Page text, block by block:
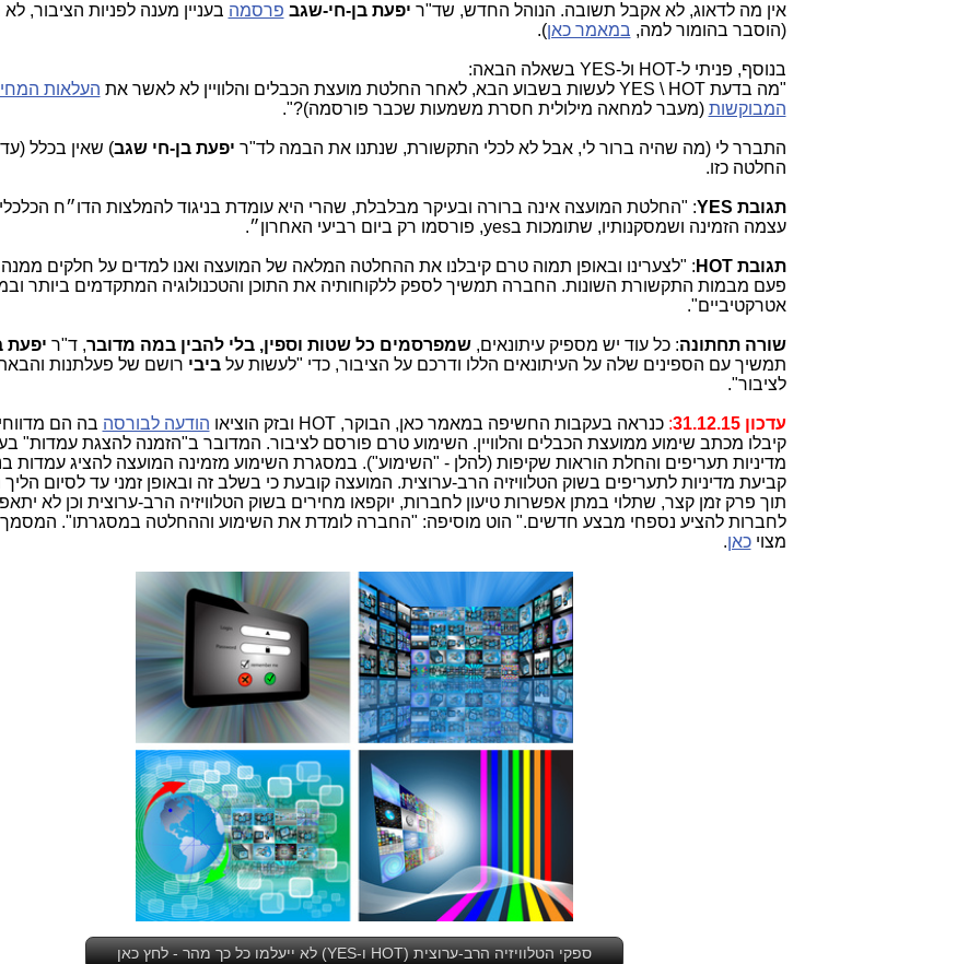
אין מה לדאוג, לא אקבל תשובה. הנוהל החדש, שד"ר יפעת בן-חי-שגב פרסמה בעניין מענה לפניות הציבור,
(הוסבר בהומור למה, במאמר כאן).
בנוסף, פניתי ל-HOT ול-YES בשאלה הבאה:
"מה בדעתHOT \ YES לעשות בשבוע הבא, לאחר החלטת מועצת הכבלים והלוויין לא לאשר את
העלאות
המבוקשות (מעבר למחאה מילולית חסרת משמעות שכבר פורסמה)?".
התברר לי (מה שהיה ברור לי, אבל לא לכלי התקשורת, שנתנו את הבמה לד"ר יפעת בן-חי שגב) שאין בכלל
החלטה כזו.
תגובת YES
: "החלטת המועצה אינה ברורה ובעיקר מבלבלת, שהרי היא עומדת בניגוד להמלצות הדו״ח
עצמה הזמינה ושמסקנותיו, שתומכות בyes, פורסמו רק ביום רביעי האחרון״.
תגובת HOT
: "לצערינו ובאופן תמוה טרם קיבלנו את ההחלטה המלאה של המועצה ואנו למדים על חלקים
פעם מבמות התקשורת השונות. החברה תמשיך לספק ללקוחותיה את התוכן והטכנולוגיה המתקדמים ביותר
אטרקטיביים".
שורה תחתונה: כל עוד יש מספיק עיתונאים,שמפרסמים כל שטות וספין, בלי להבין במה מדובר, ד"ר יפעת
תמשיך עם הספינים שלה על העיתונאים הללו ודרכם על הציבור, כדי "לעשות עלביבי רושם של פעלתנות
לציבור".
עדכון 31.12.15 : כנראה בעקבות החשיפה במאמר כאן, הבוקר, HOT ובזק הוציאו הודעה לבורסה בה הם
קיבלו מכתב שימוע ממועצת הכבלים והלוויין. השימוע טרם פורסם לציבור. המדובר ב"הזמנה להצגת עמדות"
מדיניות תעריפים והחלת הוראות שקיפות (להלן - "השימוע"). במסגרת השימוע מזמינה המועצה להציג עמדות
קביעת מדיניות לתעריפים בשוק הטלוויזיה הרב-ערוצית. המועצה קובעת כי בשלב זה ובאופן זמני עד לסיום
תוך פרק זמן קצר, שתלוי במתן אפשרות טיעון לחברות, יוקפאו מחירים בשוק הטלוויזיה הרב-ערוצית וכן לא
לחברות להציע נספחי מבצע חדשים." הוט מוסיפה: "החברה לומדת את השימוע וההחלטה במסגרתו".
מצויכאן.
ספקי הטלוויזיה הרב-ערוצית (HOT ו-YES) לא ייעלמו כל כך מהר - לחץ כאן